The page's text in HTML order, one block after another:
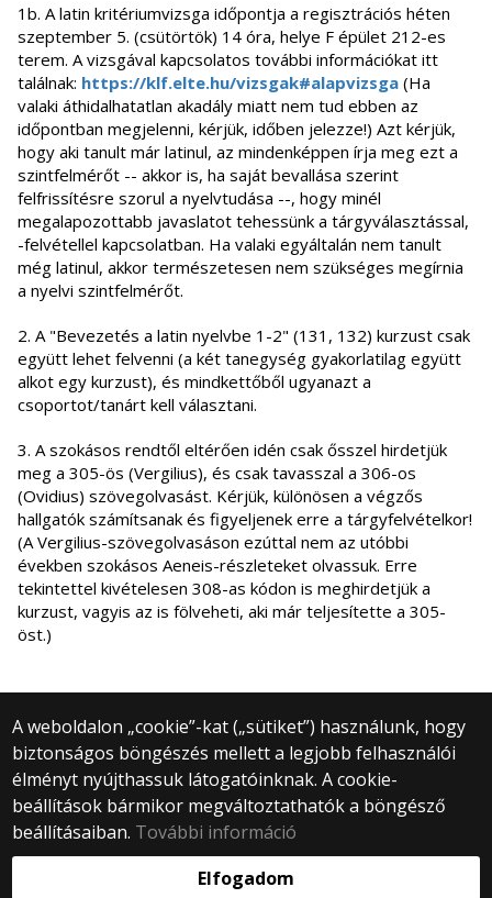
1b. A latin kritériumvizsga időpontja a regisztrációs héten
szeptember 5. (csütörtök) 14 óra, helye F épület 212-es
terem. A vizsgával kapcsolatos további információkat itt
találnak: https://klf.elte.hu/vizsgak#alapvizsga (Ha
valaki áthidalhatatlan akadály miatt nem tud ebben az
időpontban megjelenni, kérjük, időben jelezze!) Azt kérjük,
hogy aki tanult már latinul, az mindenképpen írja meg ezt a
szintfelmérőt -- akkor is, ha saját bevallása szerint
felfrissítésre szorul a nyelvtudása --, hogy minél
megalapozottabb javaslatot tehessünk a tárgyválasztással,
-felvétellel kapcsolatban. Ha valaki egyáltalán nem tanult
még latinul, akkor természetesen nem szükséges megírnia
a nyelvi szintfelmérőt.
2. A "Bevezetés a latin nyelvbe 1-2" (131, 132) kurzust csak
együtt lehet felvenni (a két tanegység gyakorlatilag együtt
alkot egy kurzust), és mindkettőből ugyanazt a
csoportot/tanárt kell választani.
3. A szokásos rendtől eltérően idén csak ősszel hirdetjük
meg a 305-ös (Vergilius), és csak tavasszal a 306-os
(Ovidius) szövegolvasást. Kérjük, különösen a végzős
hallgatók számítsanak és figyeljenek erre a tárgyfelvételkor!
(A Vergilius-szövegolvasáson ezúttal nem az utóbbi
években szokásos Aeneis-részleteket olvassuk. Erre
tekintettel kivételesen 308-as kódon is meghirdetjük a
kurzust, vagyis az is fölveheti, aki már teljesítette a 305-
öst.)
A weboldalon „cookie”-kat („sütiket”) használunk, hogy
biztonságos böngészés mellett a legjobb felhasználói
élményt nyújthassuk látogatóinknak. A cookie-
beállítások bármikor megváltoztathatók a böngésző
beállításaiban. További információ
Elfogadom
© 2025 Eötvös Loránd Tudományegyetem
Minden jog fenntartva.
1053 Budapest, Egyetem tér 1–3.
Központi telefonszám: +36 1 411 6500
Webfejlesztés: